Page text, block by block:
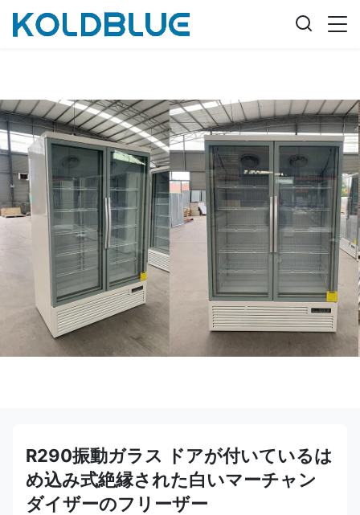
R290振動ガラス ドアが付いているは
め込み式絶縁された白いマーチャン
ダイザーのフリーザー